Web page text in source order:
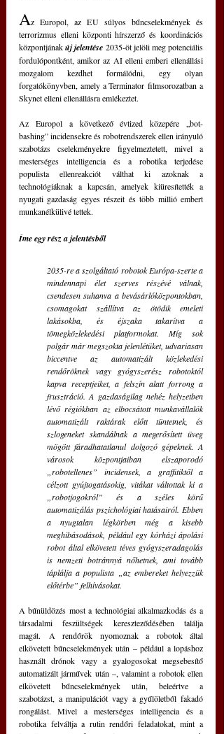
Az Europol, az EU súlyos bűncselekmények és
terrorizmus elleni központi hírszerző és koordinációs
központjának új jelentése 2035-öt jelöli meg potenciális
fordulópontként, amikor az AI elleni emberi ellenállási
mozgalom kezdhet formálódni, egy olyan
forgatókönyvben, amely a Terminator filmsorozatban a
Skynet elleni ellenállásra emlékeztet.
Az Europol a következő évtized közepére „bot-
bashing” incidensekre és robotrendszerek ellen irányuló
szabotázs cselekményekre figyelmeztetett, mivel a
mesterséges intelligencia és a robotika terjedése
populista ellenreakciót válthat ki azoknak a
technológiáknak a kapcsán, amelyek kiüresítették a
nyugati gazdaság egyes részeit és több millió embert
munkanélkülivé tettek.
Íme egy rész a jelentésből
2035-re a szolgáltató robotok Európa-szerte a
mindennapi élet szerves részévé válnak,
csendesen suhanva a bevásárlóközpontokban,
csomagokat szállítva az ötödik emeleti
lakásokba, és éjszaka takarítva a
tömegközlekedési platformokat. Míg sok
polgár már megszokta jelenlétüket, udvariasan
biccentve az automatizált közlekedési
rendőröknek vagy gyógyszerész robotoktól
kapva receptjeiket, a felszín alatt forrong a
frusztráció. A gazdaságilag nehéz helyzetben
lévő régiókban az elbocsátott munkavállalók
automatizált raktárak előtt tüntetnek, és
szlogeneket skandálnak a megerősített üveg
mögött fáradhatatlanul dolgozó gépeknek. A
városok központjaiban elszaporodó
„robotellenes” incidensek, a graffitiktől a
célzott gyújtogatásokig, vitákat váltottak ki a
„robotjogokról” és a széles körű
automatizálás pszichológiai hatásairól. Ebben
a nyugtalan légkörben még a kisebb
meghibásodások, például egy kórházi ápolási
robot által elkövetett téves gyógyszeradagolás
is nemzeti botránnyá nőhetnek, ami tovább
táplálja a populista „az embereket helyezzük
előtérbe” felhívásokat.
A bűnüldözés most a technológiai alkalmazkodás és a
társadalmi feszültségek kereszteződésében találja
magát. A rendőrök nyomoznak a robotok által
elkövetett bűncselekmények után – például a lopáshoz
használt drónok vagy a gyalogosokat megsebesítő
automatizált járművek után –, valamint a robotok ellen
elkövetett bűncselekmények után, beleértve a
szabotázst, a manipulációt vagy a gyűlöletből fakadó
rongálást. Mivel a mesterséges intelligencia és a
robotika felváltja a rutin rendőri feladatokat, mint a